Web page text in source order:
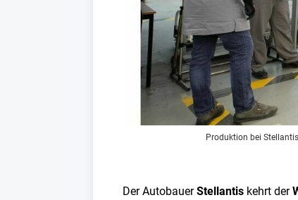
Produktion bei
Der AutobauerStellantis kehrt der